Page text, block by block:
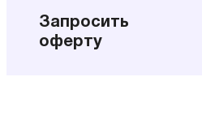
Запросить
оферту